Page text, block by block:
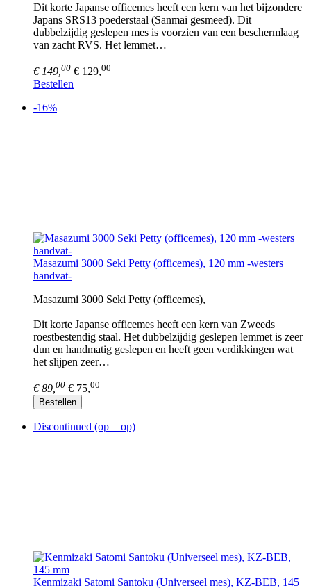
Dit korte Japanse officemes heeft een kern van het bijzondere
Japans SRS13 poederstaal (Sanmai gesmeed). Dit
dubbelzijdig geslepen mes is voorzien van een beschermlaag
van zacht RVS. Het lemmet…
€ 149, 00 € 129,00
Bestellen
-16%
Masazumi 3000 Seki Petty (officemes), 120 mm -westers
handvat-
Masazumi 3000 Seki Petty (officemes),
Dit korte Japanse officemes heeft een kern van Zweeds
roestbestendig staal. Het dubbelzijdig geslepen lemmet is zeer
dun en handmatig geslepen en heeft geen verdikkingen wat
het slijpen zeer…
€ 89,00 € 75,00
Bestellen
Discontinued (op = op)
Kenmizaki Satomi Santoku (Universeel mes), KZ-BEB, 145